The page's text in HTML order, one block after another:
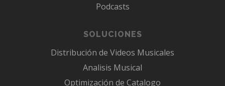
Podcasts
SOLUCIONES
Distribución de Videos Musicales
Analisis Musical
Optimización de Catalogo